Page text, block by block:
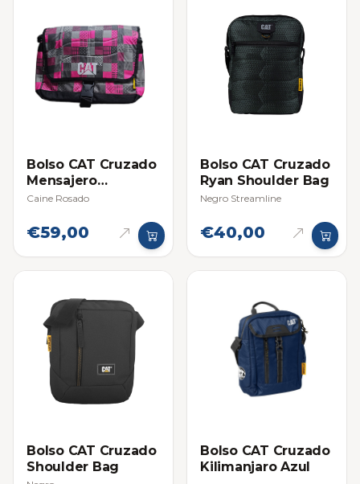
Bolso CAT Cruzado
Mensajero
Millennial
Caine Rosado
€59,00
Bolso CAT Cruzado
Ryan Shoulder Bag
Negro Streamline
€40,00
Bolso CAT Cruzado
Shoulder Bag
Bolso CAT Cruzado
Kilimanjaro Azul